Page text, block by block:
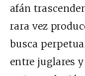
afán
rara vez
busca
entre juglares